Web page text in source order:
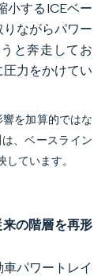
小するICEベー
ながらパワー
と奔走してお
力をかけてい
を加算的ではな
、ベースライン
ています。
の階層を再形
車パワートレイ